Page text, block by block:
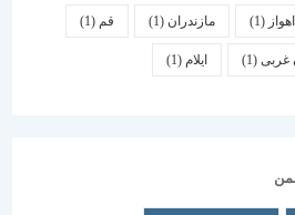
مازندران(1) قم
ایلام